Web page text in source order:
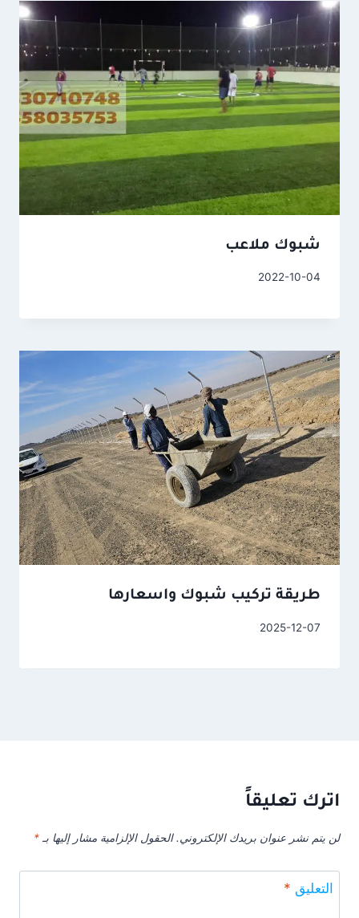
شبوك ملاعب
2022-10-04
طريقة تركيب شبوك واسعارها
2025-12-07
اترك تعليقاً
لن يتم نشر عنوان بريدك الإلكتروني. الحقول الإلزامية مشار إليها بـ *
التعليق *